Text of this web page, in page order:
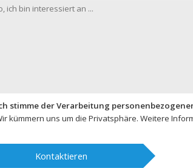
stimme der Verarbeitung
kümmern uns um die Privatsphäre. Weitere
Kontaktieren